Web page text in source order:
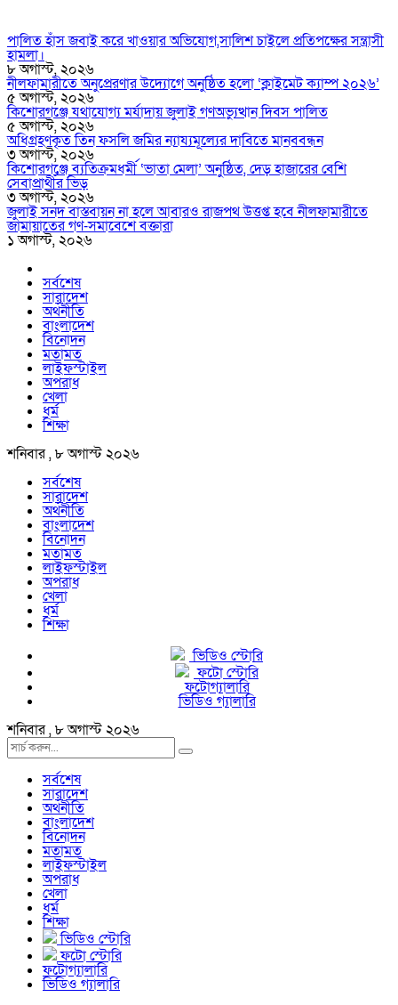
পালিত হাঁস জবাই করে খাওয়ার অভিযোগ,সালিশ চাইলে প্রতিপক্ষের সন্ত্রাসী
হামলা।
৮ অগাস্ট, ২০২৬
নীলফামারীতে অনুপ্রেরণার উদ্যোগে অনুষ্ঠিত হলো ‘ক্লাইমেট ক্যাম্প ২০২৬’
৫ অগাস্ট, ২০২৬
কিশোরগঞ্জে যথাযোগ্য মর্যাদায় জুলাই গণঅভ্যুত্থান দিবস পালিত
৫ অগাস্ট, ২০২৬
অধিগ্রহণকৃত তিন ফসলি জমির ন্যায্যমূল্যের দাবিতে মানববন্ধন
৩ অগাস্ট, ২০২৬
কিশোরগঞ্জে ব্যতিক্রমধর্মী ‘ভাতা মেলা’ অনুষ্ঠিত, দেড় হাজারের বেশি
সেবাপ্রার্থীর ভিড়
৩ অগাস্ট, ২০২৬
জুলাই সনদ বাস্তবায়ন না হলে আবারও রাজপথ উত্তপ্ত হবে নীলফামারীতে
জামায়াতের গণ-সমাবেশে বক্তারা
১ অগাস্ট, ২০২৬
সর্বশেষ
সারাদেশ
অর্থনীতি
বাংলাদেশ
বিনোদন
মতামত
লাইফস্টাইল
অপরাধ
খেলা
ধর্ম
শিক্ষা
শনিবার , ৮ অগাস্ট ২০২৬
সর্বশেষ
সারাদেশ
অর্থনীতি
বাংলাদেশ
বিনোদন
মতামত
লাইফস্টাইল
অপরাধ
খেলা
ধর্ম
শিক্ষা
ভিডিও স্টোরি
ফটো স্টোরি
ফটোগ্যালারি
ভিডিও গ্যালারি
শনিবার , ৮ অগাস্ট ২০২৬
সর্বশেষ
সারাদেশ
অর্থনীতি
বাংলাদেশ
বিনোদন
মতামত
লাইফস্টাইল
অপরাধ
খেলা
ধর্ম
শিক্ষা
ভিডিও স্টোরি
ফটো স্টোরি
ফটোগ্যালারি
ভিডিও গ্যালারি